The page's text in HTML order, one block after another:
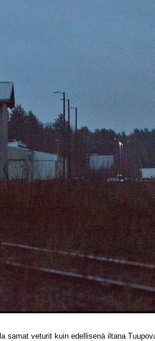
samat veturit kuin edellisenä iltana